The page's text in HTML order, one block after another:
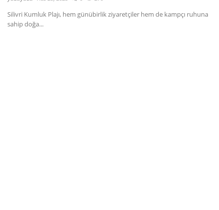
Dil
Silivri Kumluk Plajı, hem günübirlik ziyaretçiler hem de kampçı ruhuna
sahip doğa...